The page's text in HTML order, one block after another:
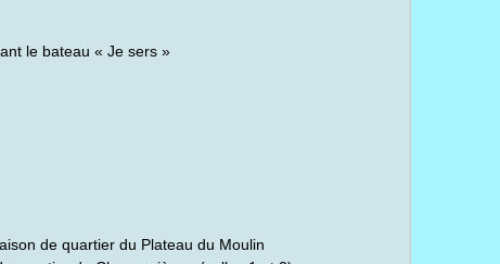
le bateau « Je sers »
de quartier du Plateau du Moulin